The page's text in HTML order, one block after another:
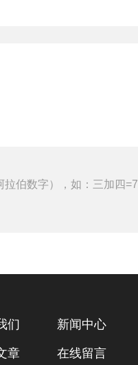
伯数字），如：三加四=7
们 新闻中心
章 在线留言